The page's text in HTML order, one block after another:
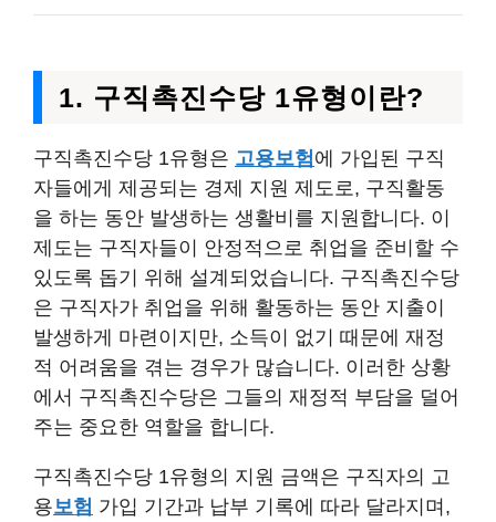
1. 구직촉진수당 1유형이란?
구직촉진수당 1유형은 고용보험에 가입된 구직
자들에게 제공되는 경제 지원 제도로, 구직활동
을 하는 동안 발생하는 생활비를 지원합니다. 이
제도는 구직자들이 안정적으로 취업을 준비할 수
있도록 돕기 위해 설계되었습니다. 구직촉진수당
은 구직자가 취업을 위해 활동하는 동안 지출이
발생하게 마련이지만, 소득이 없기 때문에 재정
적 어려움을 겪는 경우가 많습니다. 이러한 상황
에서 구직촉진수당은 그들의 재정적 부담을 덜어
주는 중요한 역할을 합니다.
구직촉진수당 1유형의 지원 금액은 구직자의 고
용보험 가입 기간과 납부 기록에 따라 달라지며,